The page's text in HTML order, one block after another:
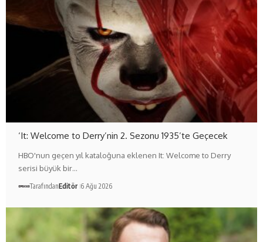
‘It: Welcome to Derry’nin 2. Sezonu 1935’te Geçecek
HBO'nun geçen yıl kataloğuna eklenen It: Welcome to Derry
serisi büyük bir…
TarafındanEditör 6 Ağu 2026